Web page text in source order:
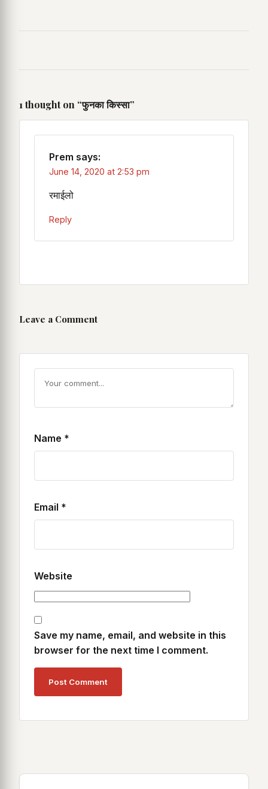
1 thought on “फुनका किस्सा”
Prem says:
June 14, 2020 at 2:53 pm
रमाईलो
Reply
Leave a Comment
Name *
Email *
Website
Save my name, email, and website in this
browser for the next time I comment.